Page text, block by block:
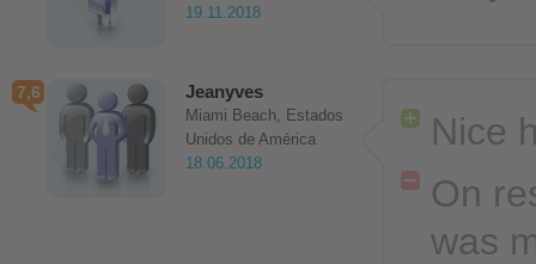
19.11.2018
7,6 Jeanyves
Miami Beach, Estados
Unidos de América
18.06.2018
Nice
On
was